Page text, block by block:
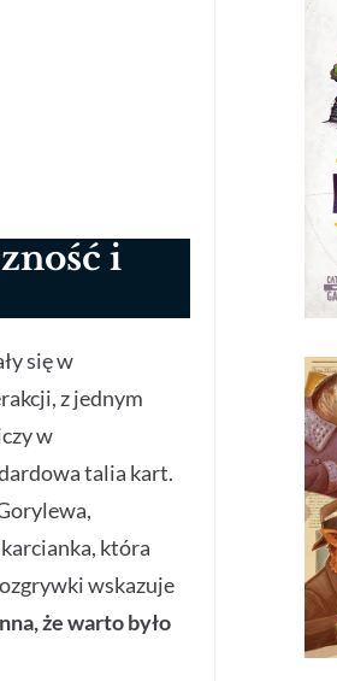
i
się w
z jednym
w
talia kart.
która
wskazuje
że warto było